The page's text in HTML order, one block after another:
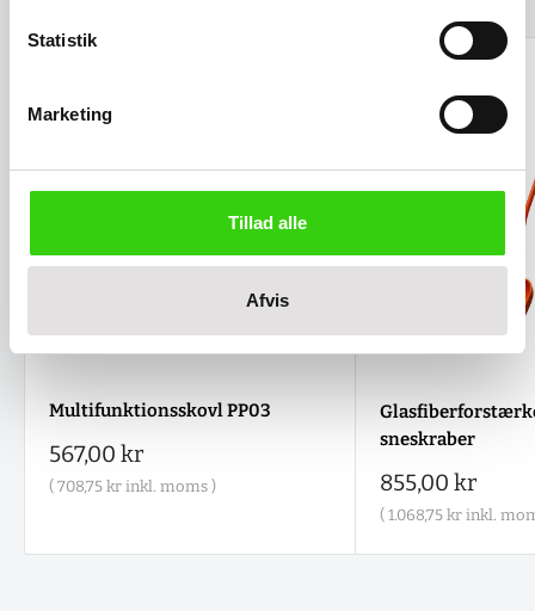
Statistik
Marketing
Tillad alle
Afvis
Multifunktionsskovl PP03
Salgspris
567,00 kr
( 708,75 kr inkl. moms )
sneskraber
Salgspris
855,00 kr
( 1.068,75 krinkl.